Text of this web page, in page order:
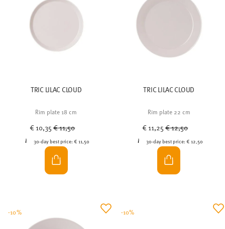
TRIC LILAC CLOUD
Rim plate 18 cm
€ 10,35Price reduced from
€ 11,50
30-day best price:€ 11,50
TRIC LILAC CLOUD
Rim plate 22 cm
€ 11,25Price reduced from
€ 12,50
30-day best price: € 12,50
-10% -10%